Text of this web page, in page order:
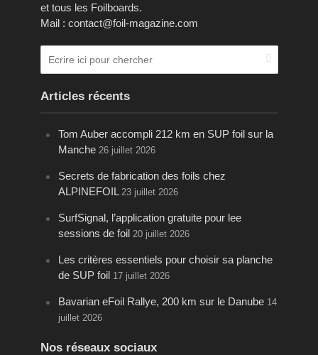
et tous les Foilboards.
Mail : contact@foil-magazine.com
Articles récents
Tom Auber accompli 212 km en SUP foil sur la
Manche 26 juillet 2026
Secrets de fabrication des foils chez
ALPINEFOIL 23 juillet 2026
SurfSignal, l’application gratuite pour lee
sessions de foil 20 juillet 2026
Les critères essentiels pour choisir sa planche
de SUP foil 17 juillet 2026
Bavarian eFoil Rallye, 200 km sur le Danube 14
juillet 2026
Nos réseaux sociaux